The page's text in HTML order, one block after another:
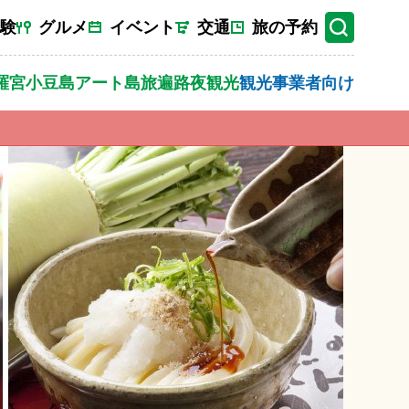
グルメ イベント 交通 旅の予約
宮小豆島アート島旅遍路夜観光観光事業者向け